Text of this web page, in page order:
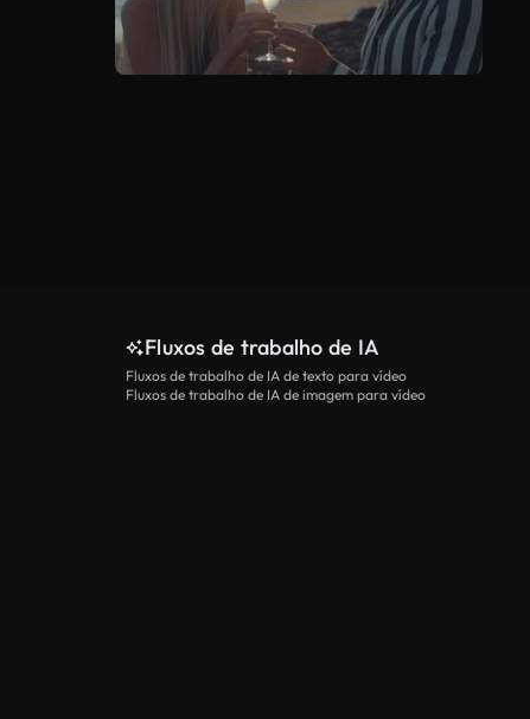
Fluxos de trabalho de IA
Fluxos de trabalho de IA de texto para vídeo
Fluxos de trabalho de IA de imagem para vídeo